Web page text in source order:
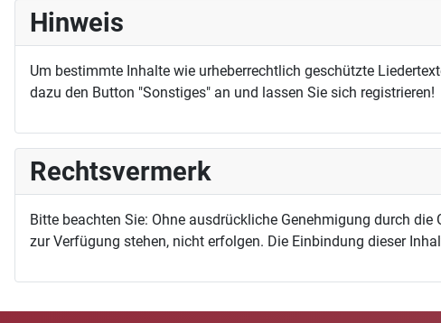
Hinweis
Um bestimmte Inhalte wie urheberrechtlich geschützte
dazu den Button "Sonstiges" an und lassen Sie sich registrieren!
Rechtsvermerk
Bitte beachten Sie: Ohne ausdrückliche Genehmigung durch
zur Verfügung stehen, nicht erfolgen. Die Einbindung dieser